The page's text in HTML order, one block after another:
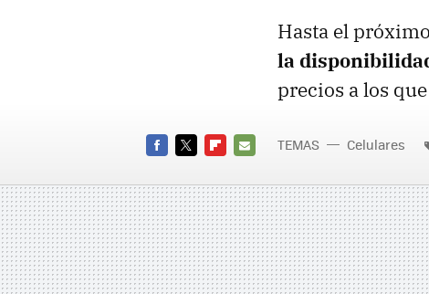
Hasta el
la
precios a los
MAIL
TEMAS Celulares